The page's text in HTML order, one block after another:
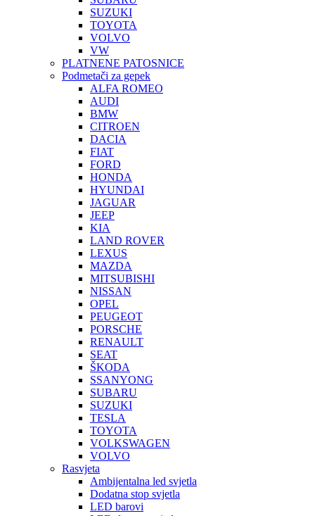
SUZUKI
TOYOTA
VOLVO
VW
PLATNENE PATOSNICE
Podmetači za gepek
ALFA ROMEO
AUDI
BMW
CITROEN
DACIA
FIAT
FORD
HONDA
HYUNDAI
JAGUAR
JEEP
KIA
LAND ROVER
LEXUS
MAZDA
MITSUBISHI
NISSAN
OPEL
PEUGEOT
PORSCHE
RENAULT
SEAT
ŠKODA
SSANYONG
SUBARU
SUZUKI
TESLA
TOYOTA
VOLKSWAGEN
VOLVO
Rasvjeta
Ambijentalna led svjetla
Dodatna stop svjetla
LED barovi